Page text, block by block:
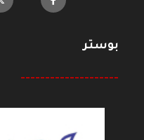
بوستر
--------------------